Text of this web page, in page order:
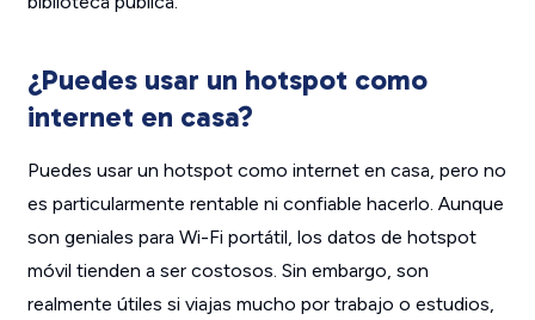
¿Puedes usar un hotspot como
internet en casa?
Puedes usar un hotspot como internet en casa, pero no
es particularmente rentable ni confiable hacerlo. Aunque
son geniales para Wi-Fi portátil, los datos de hotspot
móvil tienden a ser costosos. Sin embargo, son
realmente útiles si viajas mucho por trabajo o estudios,